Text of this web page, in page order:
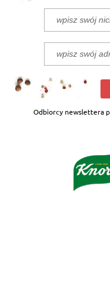
Odbiorcy newslettera